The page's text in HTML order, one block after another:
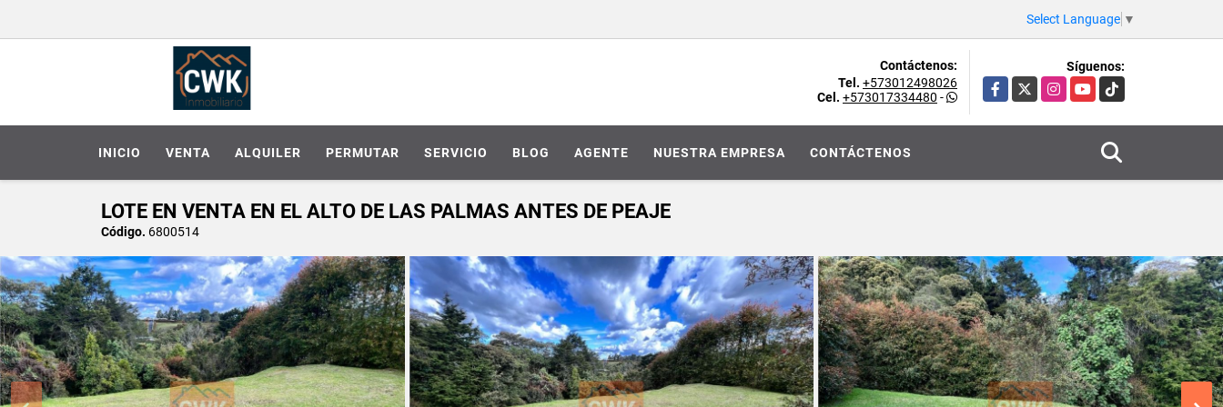
Select Language ▼
Contáctenos:
Tel. +573012498026
Cel. +573017334480 -
Síguenos:
Facebook
X InstagramYouTubeTikTok
INICIO VENTA ALQUILER PERMUTAR SERVICIO BLOG AGENTE NUESTRA EMPRESA CONTÁCTENOS
LOTE EN VENTA EN EL ALTO DE LAS PALMAS ANTES DE PEAJE
Código. 6800514